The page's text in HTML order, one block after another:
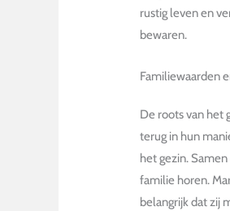
rustig leven en
bewaren.
Familiewaarden
De roots van het
terug in hun
het gezin.
familie horen.
belangrijk dat zij